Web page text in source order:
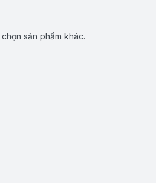
sản phẩm khác.